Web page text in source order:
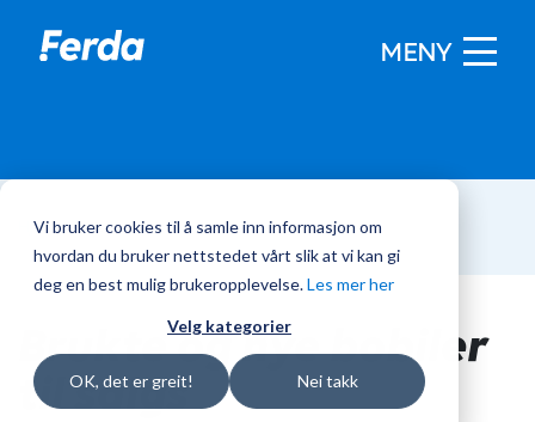
Vi bruker cookies til å samle inn informasjon om
hvordan du bruker nettstedet vårt slik at vi kan gi
deg en best mulig brukeropplevelse.Les mer her
Velg kategorier
OK, det er greit! Nei takk
MENY
Hjem/Bobiler
Brukte og nye bobiler
til salgs